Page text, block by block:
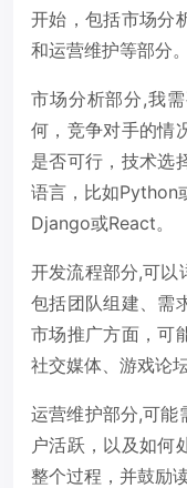
开始，包括市场分
和运营维护等部分。
市场分析部分,我
何，竞争对手的情
是否可行，技术选
语言，比如Python
Django或React。
开发流程部分,可以
包括团队组建、需
市场推广方面，可
社交媒体、游戏论
运营维护部分,可能
户活跃，以及如何
整个过程，并鼓励